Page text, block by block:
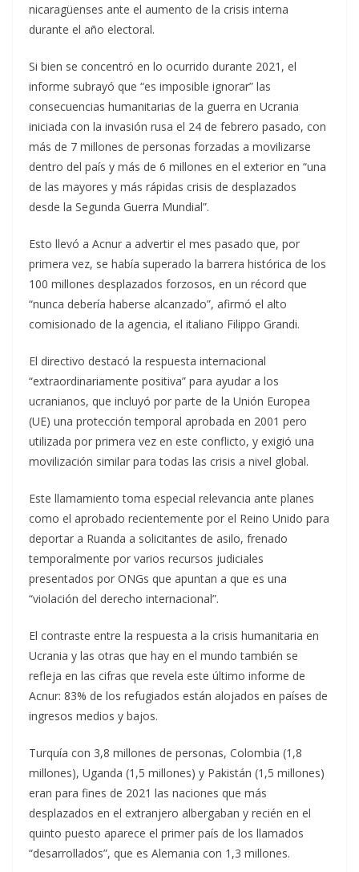
nicaragüenses ante el aumento de la crisis interna
durante el año electoral.
Si bien se concentró en lo ocurrido durante 2021, el
informe subrayó que “es imposible ignorar” las
consecuencias humanitarias de la guerra en Ucrania
iniciada con la invasión rusa el 24 de febrero pasado, con
más de 7 millones de personas forzadas a movilizarse
dentro del país y más de 6 millones en el exterior en “una
de las mayores y más rápidas crisis de desplazados
desde la Segunda Guerra Mundial”.
Esto llevó a Acnur a advertir el mes pasado que, por
primera vez, se había superado la barrera histórica de los
100 millones desplazados forzosos, en un récord que
“nunca debería haberse alcanzado”, afirmó el alto
comisionado de la agencia, el italiano Filippo Grandi.
El directivo destacó la respuesta internacional
“extraordinariamente positiva” para ayudar a los
ucranianos, que incluyó por parte de la Unión Europea
(UE) una protección temporal aprobada en 2001 pero
utilizada por primera vez en este conflicto, y exigió una
movilización similar para todas las crisis a nivel global.
Este llamamiento toma especial relevancia ante planes
como el aprobado recientemente por el Reino Unido para
deportar a Ruanda a solicitantes de asilo, frenado
temporalmente por varios recursos judiciales
presentados por ONGs que apuntan a que es una
“violación del derecho internacional”.
El contraste entre la respuesta a la crisis humanitaria en
Ucrania y las otras que hay en el mundo también se
refleja en las cifras que revela este último informe de
Acnur: 83% de los refugiados están alojados en países de
ingresos medios y bajos.
Turquía con 3,8 millones de personas, Colombia (1,8
millones), Uganda (1,5 millones) y Pakistán (1,5 millones)
eran para fines de 2021 las naciones que más
desplazados en el extranjero albergaban y recién en el
quinto puesto aparece el primer país de los llamados
“desarrollados”, que es Alemania con 1,3 millones.